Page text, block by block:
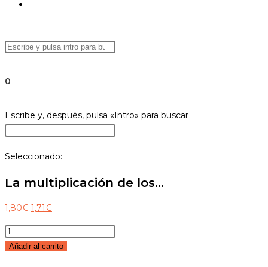
DE
Buscar
esta
panel
de
0
Buscar
en
web
Escribe y, después, pulsa «Intro» para buscar
el
búsqueda.
Seleccionado:
La multiplicación de los…
1,80€ El
original
era:
1,71€El
actual
es:
La
multiplicación
Añadir al carrito